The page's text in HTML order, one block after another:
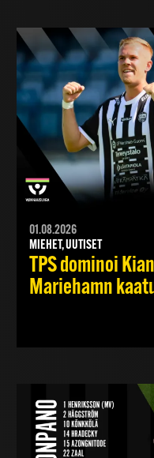
01.08.2026
MIEHET, UUTISET
TPS dominoi
Mariehamn